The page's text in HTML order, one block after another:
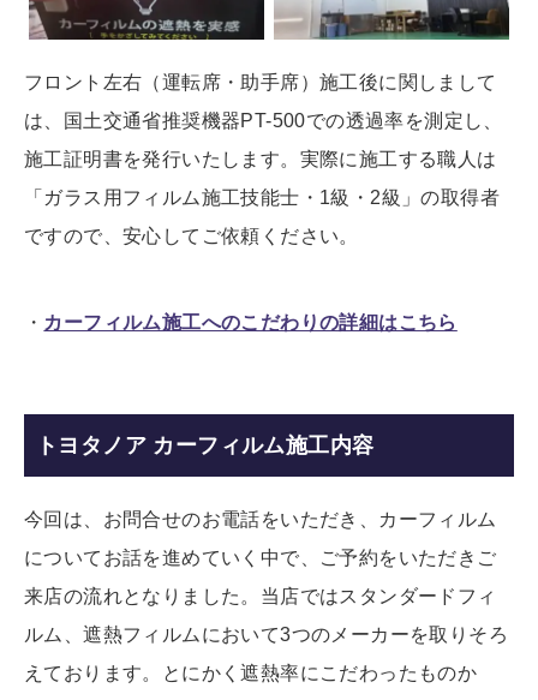
フロント左右（運転席・助手席）施工後に関しまして
は、国土交通省推奨機器PT-500での透過率を測定し、
施工証明書を発行いたします。実際に施工する職人は
「ガラス用フィルム施工技能士・1級・2級」の取得者
ですので、安心してご依頼ください。
・ カーフィルム施工へのこだわりの詳細はこちら
トヨタノア カーフィルム施工内容
今回は、お問合せのお電話をいただき、カーフィルム
についてお話を進めていく中で、ご予約をいただきご
来店の流れとなりました。当店ではスタンダードフィ
ルム、遮熱フィルムにおいて3つのメーカーを取りそろ
えております。とにかく遮熱率にこだわったものか